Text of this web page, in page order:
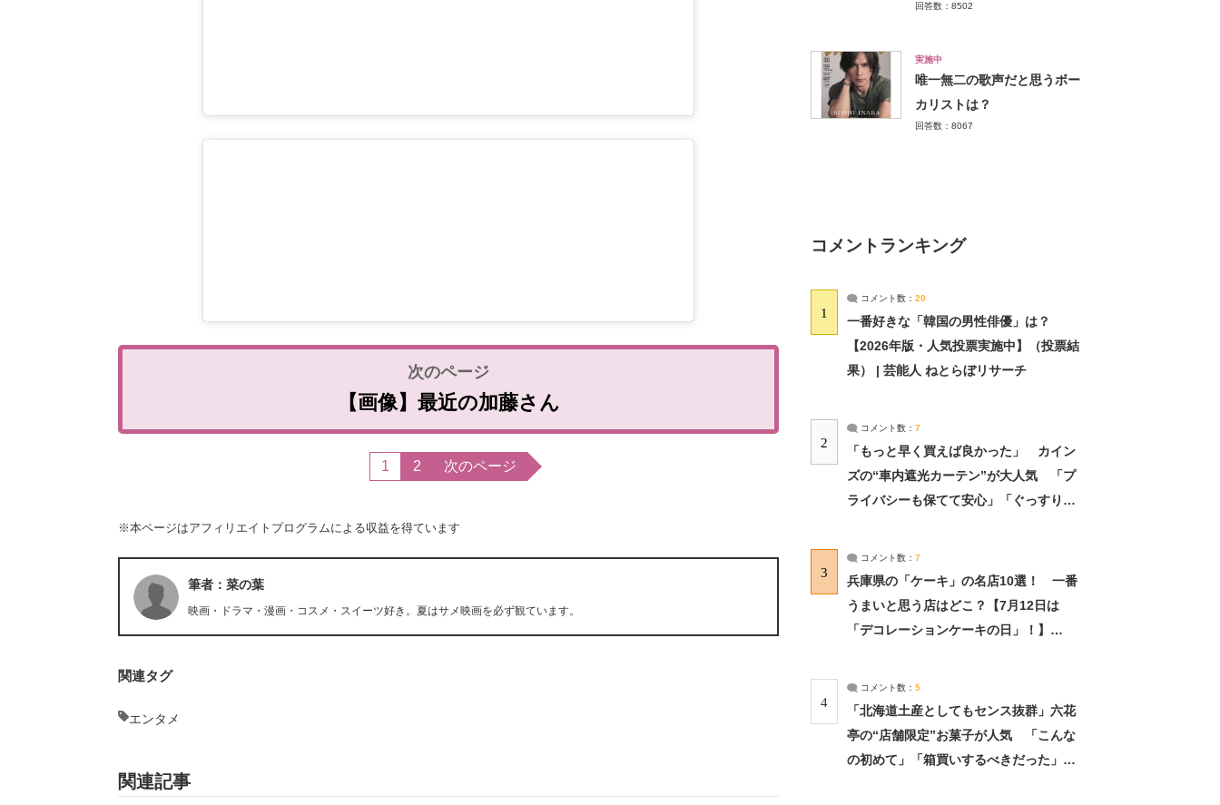
【画像】最近の加藤さん
1 2 次のページ
※本ページはアフィリエイトプログラムによる収益を得ています
筆者：菜の葉
映画・ドラマ・漫画・コスメ・スイーツ好き。夏はサメ映画を必ず観ています。
関連タグ
エンタメ
関連記事
回答数：8502
実施中
唯一無二の歌声だと思うボー
カリストは？
回答数：8067
コメントランキング
1
コメント数： 20
一番好きな「韓国の男性俳優」は？
【2026年版・人気投票実施中】（投票結
果） | 芸能人 ねとらぼリサーチ
2
コメント数： 7
「もっと早く買えば良かった」 カイン
ズの“車内遮光カーテン”が大人気 「プ
ライバシーも保てて安心」「ぐっすり眠
3
コメント数： 7
兵庫県の「ケーキ」の名店10選！ 一番
うまいと思う店はどこ？【7月12日は
「デコレーションケーキの日」！】
4
コメント数： 5
「北海道土産としてもセンス抜群」六花
亭の“店舗限定”お菓子が人気 「こんな
の初めて」「箱買いするべきだった」